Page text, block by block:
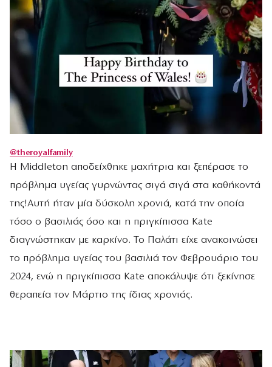
@theroyalfamily
Η Middleton αποδείχθηκε μαχήτρια και ξεπέρασε το
πρόβλημα υγείας γυρνώντας σιγά σιγά στα καθήκοντά
της!Αυτή ήταν μία δύσκολη χρονιά, κατά την οποία
τόσο ο βασιλιάς όσο και η πριγκίπισσα Kate
διαγνώστηκαν με καρκίνο. To Παλάτι είχε ανακοινώσει
το πρόβλημα υγείας του βασιλιά τον Φεβρουάριο του
2024, ενώ η πριγκίπισσα Kate αποκάλυψε ότι ξεκίνησε
θεραπεία τον Μάρτιο της ίδιας χρονιάς.